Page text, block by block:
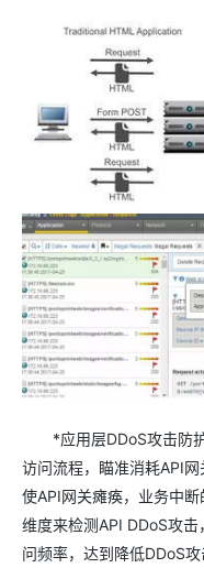
*应用层DDoS攻击防护
访问流程，瞄准消耗API
使API网关瘫痪，业务中
维度来检测API DDoS攻
问频率，达到降低DDoS